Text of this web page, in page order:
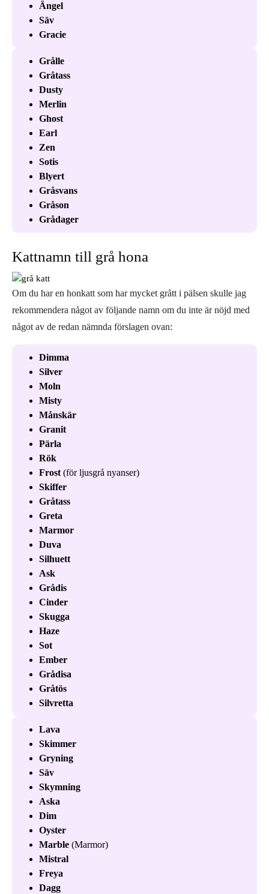
Ängel
Säv
Gracie
Grålle
Gråtass
Dusty
Merlin
Ghost
Earl
Zen
Sotis
Blyert
Gråsvans
Gråson
Grådager
Kattnamn till grå hona
Om du har en honkatt som har mycket grått i pälsen skulle jag
rekommendera något av följande namn om du inte är nöjd med
något av de redan nämnda förslagen ovan:
Dimma
Silver
Moln
Misty
Månskär
Granit
Pärla
Rök
Frost (för ljusgrå nyanser)
Skiffer
Gråtass
Greta
Marmor
Duva
Silhuett
Ask
Grådis
Cinder
Skugga
Haze
Sot
Ember
Grådisa
Gråtös
Silvretta
Lava
Skimmer
Gryning
Säv
Skymning
Aska
Dim
Oyster
Marble (Marmor)
Mistral
Freya
Dagg